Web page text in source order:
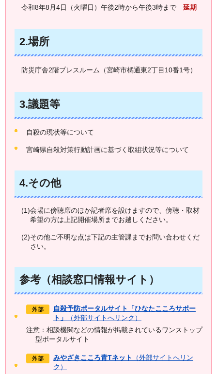
令和8年8月4日（火曜日）午後2時から午後3時まで 延期
2.場所
防災庁舎2階プレスルーム（宮崎市橘通東2丁目10番1号）
3.議題等
自殺の現状等について
宮崎県自殺対策行動計画に基づく取組状況等について
4.その他
(1)会場に傍聴席のほか記者席を設けますので、傍聴・取材
希望の方は上記開催場所までお越しください。
(2)その他ご不明な点は下記の主管課までお問い合わせくだ
さい。
参考（相談窓口情報サイト）
自殺予防ポータルサイト「ひなたこころサポー
ト」
（外部サイトへリンク）
注意：相談機関などの情報が掲載されているワンストップ
型ポータルサイト
みやざきこころ青Tネット
（外部サイトへリン
ク）